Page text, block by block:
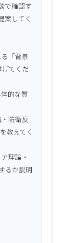
で確認す
案してく
「背景
てくだ
的な質
防衛反
教えてく
理論・
るか説明